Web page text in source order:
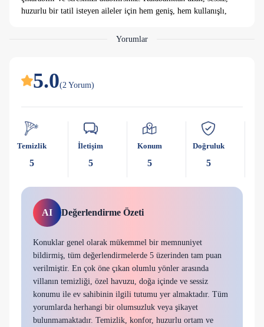
huzurlu bir tatil isteyen aileler için hem geniş, hem kullanışlı,
transferiniz olsun. Sosyal aktiviteler veya turlarda yardımcı
için doğru adresidir Fethiye'dir.
Fethiye'nin huzur dolu doğasında, özel havuzlu ve şık bir villa
Ailenizle veya arkadaşlarınızla unutulmaz bir tatil deneyimi
yaşamak için bu villada konaklayabilirsiniz.
Girişte 3.000₺ hasar depozitosu ve 3.500₺ temizlik ücreti
alınmaktadır.
Yorumlar
5.0(2 Yorum)
Temizlik
5
İletişim
5
Konum
5
Doğruluk
5
AI Değerlendirme Özeti
Konuklar genel olarak mükemmel bir memnuniyet
bildirmiş, tüm değerlendirmelerde 5 üzerinden tam puan
verilmiştir. En çok öne çıkan olumlu yönler arasında
villanın temizliği, özel havuzu, doğa içinde ve sessiz
konumu ile ev sahibinin ilgili tutumu yer almaktadır. Tüm
yorumlarda herhangi bir olumsuzluk veya şikayet
bulunmamaktadır. Temizlik, konfor, huzurlu ortam ve